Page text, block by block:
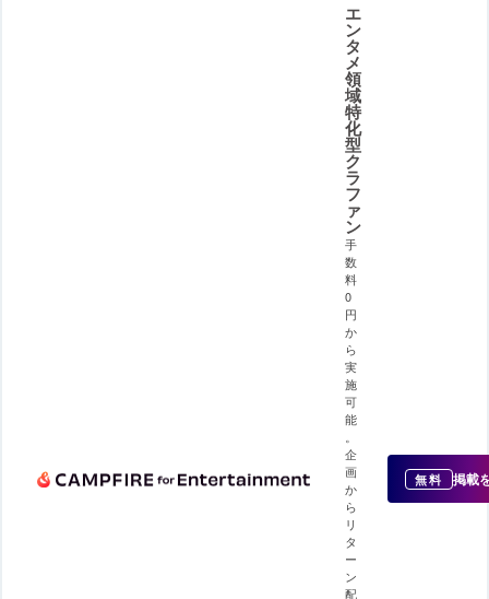
エ
ン
タ
メ
領
域
特
化
型
ク
ラ
フ
ァ
ン
手
数
料
0
円
か
ら
実
施
可
能
。
企
画
か
ら
リ
タ
ー
ン
配
無料 掲載